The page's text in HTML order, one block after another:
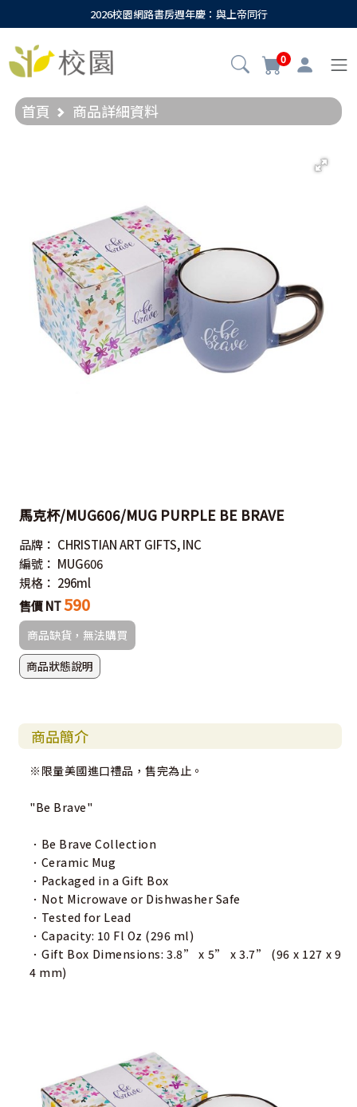
2026校園網路書房週年慶：與上帝同行
0
首頁 商品詳細資料
馬克杯/MUG606/MUG PURPLE BE BRAVE
品牌： CHRISTIAN ART GIFTS, INC
編號： MUG606
規格： 296ml
售價 NT590
商品缺貨，無法購買
商品狀態說明
商品簡介
※限量美國進口禮品，售完為止。
"Be Brave"
．Be Brave Collection
．Ceramic Mug
．Packaged in a Gift Box
．Not Microwave or Dishwasher Safe
．Tested for Lead
．Capacity: 10 Fl Oz (296 ml)
．Gift Box Dimensions: 3.8” x 5” x 3.7” (96 x 127 x 9
4 mm)